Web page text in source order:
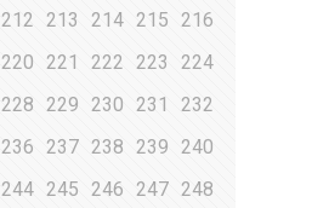
212 213 214 215
216
220 221 222 223
224
228 229 230 231
232
236 237 238 239
240
244 245 246 247 248